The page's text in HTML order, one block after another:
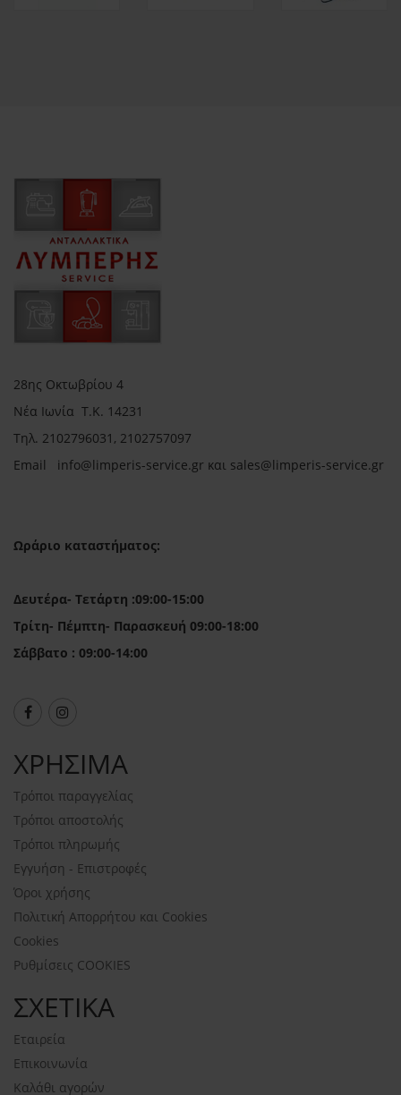
28ης Οκτωβρίου 4
Νέα Ιωνία Τ.Κ. 14231
Τηλ. 2102796031, 2102757097
Email info@limperis-service.gr και sales@limperis-service.gr
Ωράριο καταστήματος:
Δευτέρα- Τετάρτη :09:00-15:00
Τρίτη- Πέμπτη- Παρασκευή 09:00-18:00
Σάββατο : 09:00-14:00
ΧΡΗΣΙΜΑ
Τρόποι παραγγελίας
Τρόποι αποστολής
Τρόποι πληρωμής
Εγγυήση - Επιστροφές
Όροι χρήσης
Πολιτική Απορρήτου και Cookies
Cookies
Ρυθμίσεις COOKIES
ΣΧΕΤΙΚΑ
Εταιρεία
Επικοινωνία
Καλάθι αγορών